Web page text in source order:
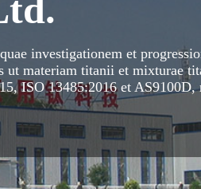
investigationem et
materiam titanii et mixturae
ISO 13485:2016 et